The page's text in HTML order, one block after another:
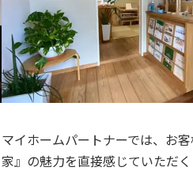
マイホームパートナーでは、お
家』の魅力を直接感じていただ